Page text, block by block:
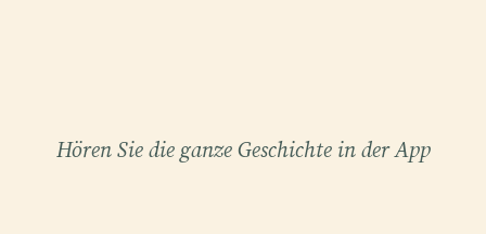
Hören Sie die ganze Geschichte in der App